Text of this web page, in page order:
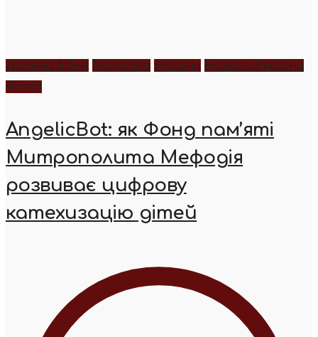
Дитяча біблія Молитва Новини Новини України
Фото
AngelicBot: як Фонд пам’яті
Митрополита Мефодія
розвиває цифрову
катехизацію дітей